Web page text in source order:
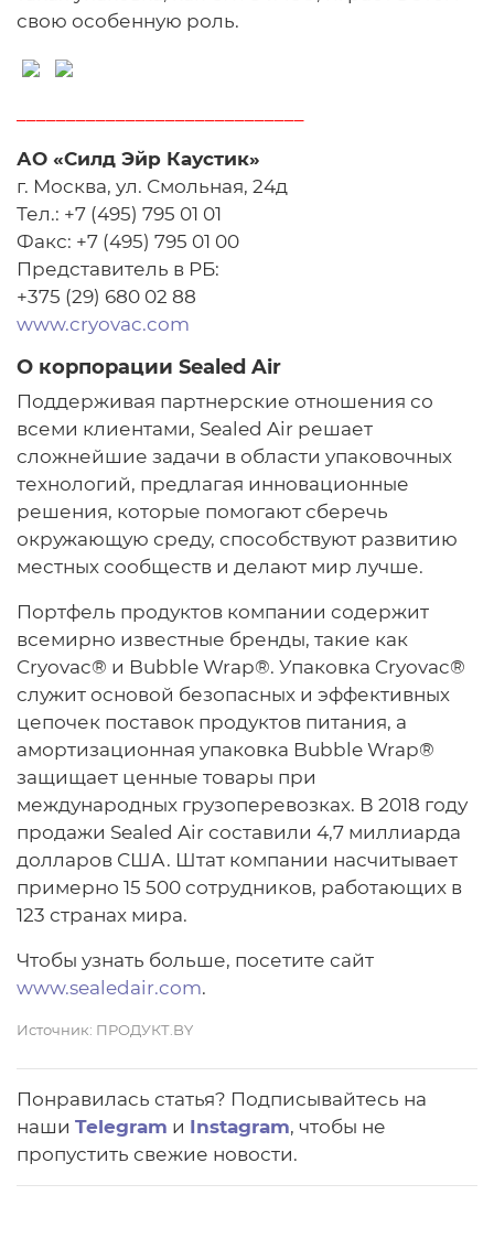
свою особенную роль.
АО «Силд Эйр Каустик»
г. Москва, ул. Смольная, 24д
Тел.: +7 (495) 795 01 01
Факс: +7 (495) 795 01 00
Представитель в РБ:
+375 (29) 680 02 88
www.cryovac.com
О корпорации Sealed Air
Поддерживая партнерские отношения со
всеми клиентами, Sealed Air решает
сложнейшие задачи в области упаковочных
технологий, предлагая инновационные
решения, которые помогают сберечь
окружающую среду, способствуют развитию
местных сообществ и делают мир лучше.
Портфель продуктов компании содержит
всемирно известные бренды, такие как
Cryovac® и Bubble Wrap®. Упаковка Cryovac®
служит основой безопасных и эффективных
цепочек поставок продуктов питания, а
амортизационная упаковка Bubble Wrap®
защищает ценные товары при
международных грузоперевозках. В 2018 году
продажи Sealed Air составили 4,7 миллиарда
долларов США. Штат компании насчитывает
примерно 15 500 сотрудников, работающих в
123 странах мира.
Чтобы узнать больше, посетите сайт
www.sealedair.com.
Источник: ПРОДУКТ.BY
Понравилась статья? Подписывайтесь на
наши Telegram и Instagram, чтобы не
пропустить свежие новости.